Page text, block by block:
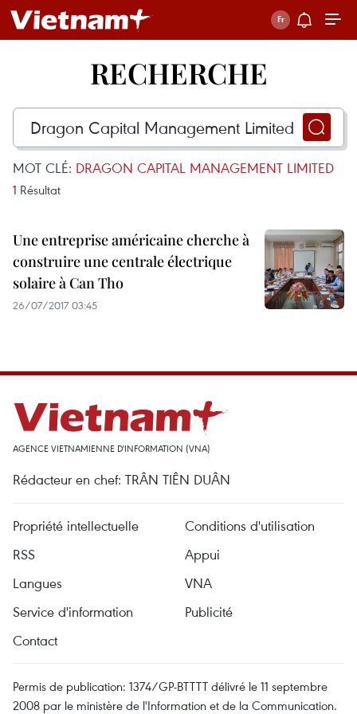
RECHERCHE
MOT CLÉ: DRAGON CAPITAL MANAGEMENT LIMITED
1 Résultat
Une entreprise américaine cherche à
construire une centrale électrique
solaire à Can Tho
26/07/2017 03:45
AGENCE VIETNAMIENNE D'INFORMATION (VNA)
Rédacteur en chef: TRÂN TIÊN DUÂN
Propriété intellectuelle
Conditions d'utilisation
RSS
Appui
Langues
VNA
Service d'information
Publicité
Contact
Permis de publication: 1374/GP-BTTTT délivré le 11 septembre
2008 par le ministère de l'Information et de la Communication.